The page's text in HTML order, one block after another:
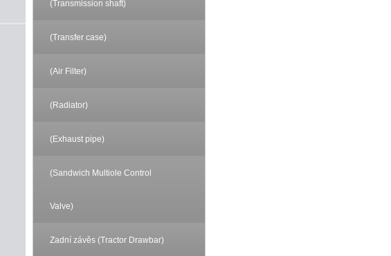
(Transmission shaft)
(Transfer case)
(Air Filter)
(Radiator)
(Exhaust pipe)
(Sandwich Multiole Control
Valve)
Zadní závěs (Tractor Drawbar)